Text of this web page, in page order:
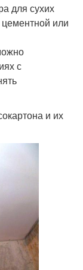
для сухих
или
с
и их